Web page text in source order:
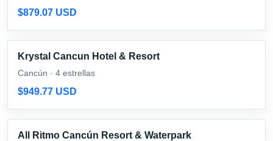
$879.07 USD
Krystal Cancun Hotel & Resort
Cancún · 4 estrellas
$949.77 USD
All Ritmo Cancún Resort & Waterpark